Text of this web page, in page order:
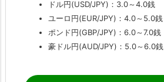
ドル円(USD/JPY)：3.0～4.0銭
ユーロ円(EUR/JPY)：4.0～5.0銭
ポンド円(GBP/JPY)：6.0～7.0銭
豪ドル円(AUD/JPY)：5.0～6.0銭